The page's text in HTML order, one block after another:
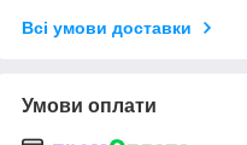
Всі умови доставки
Умови оплати